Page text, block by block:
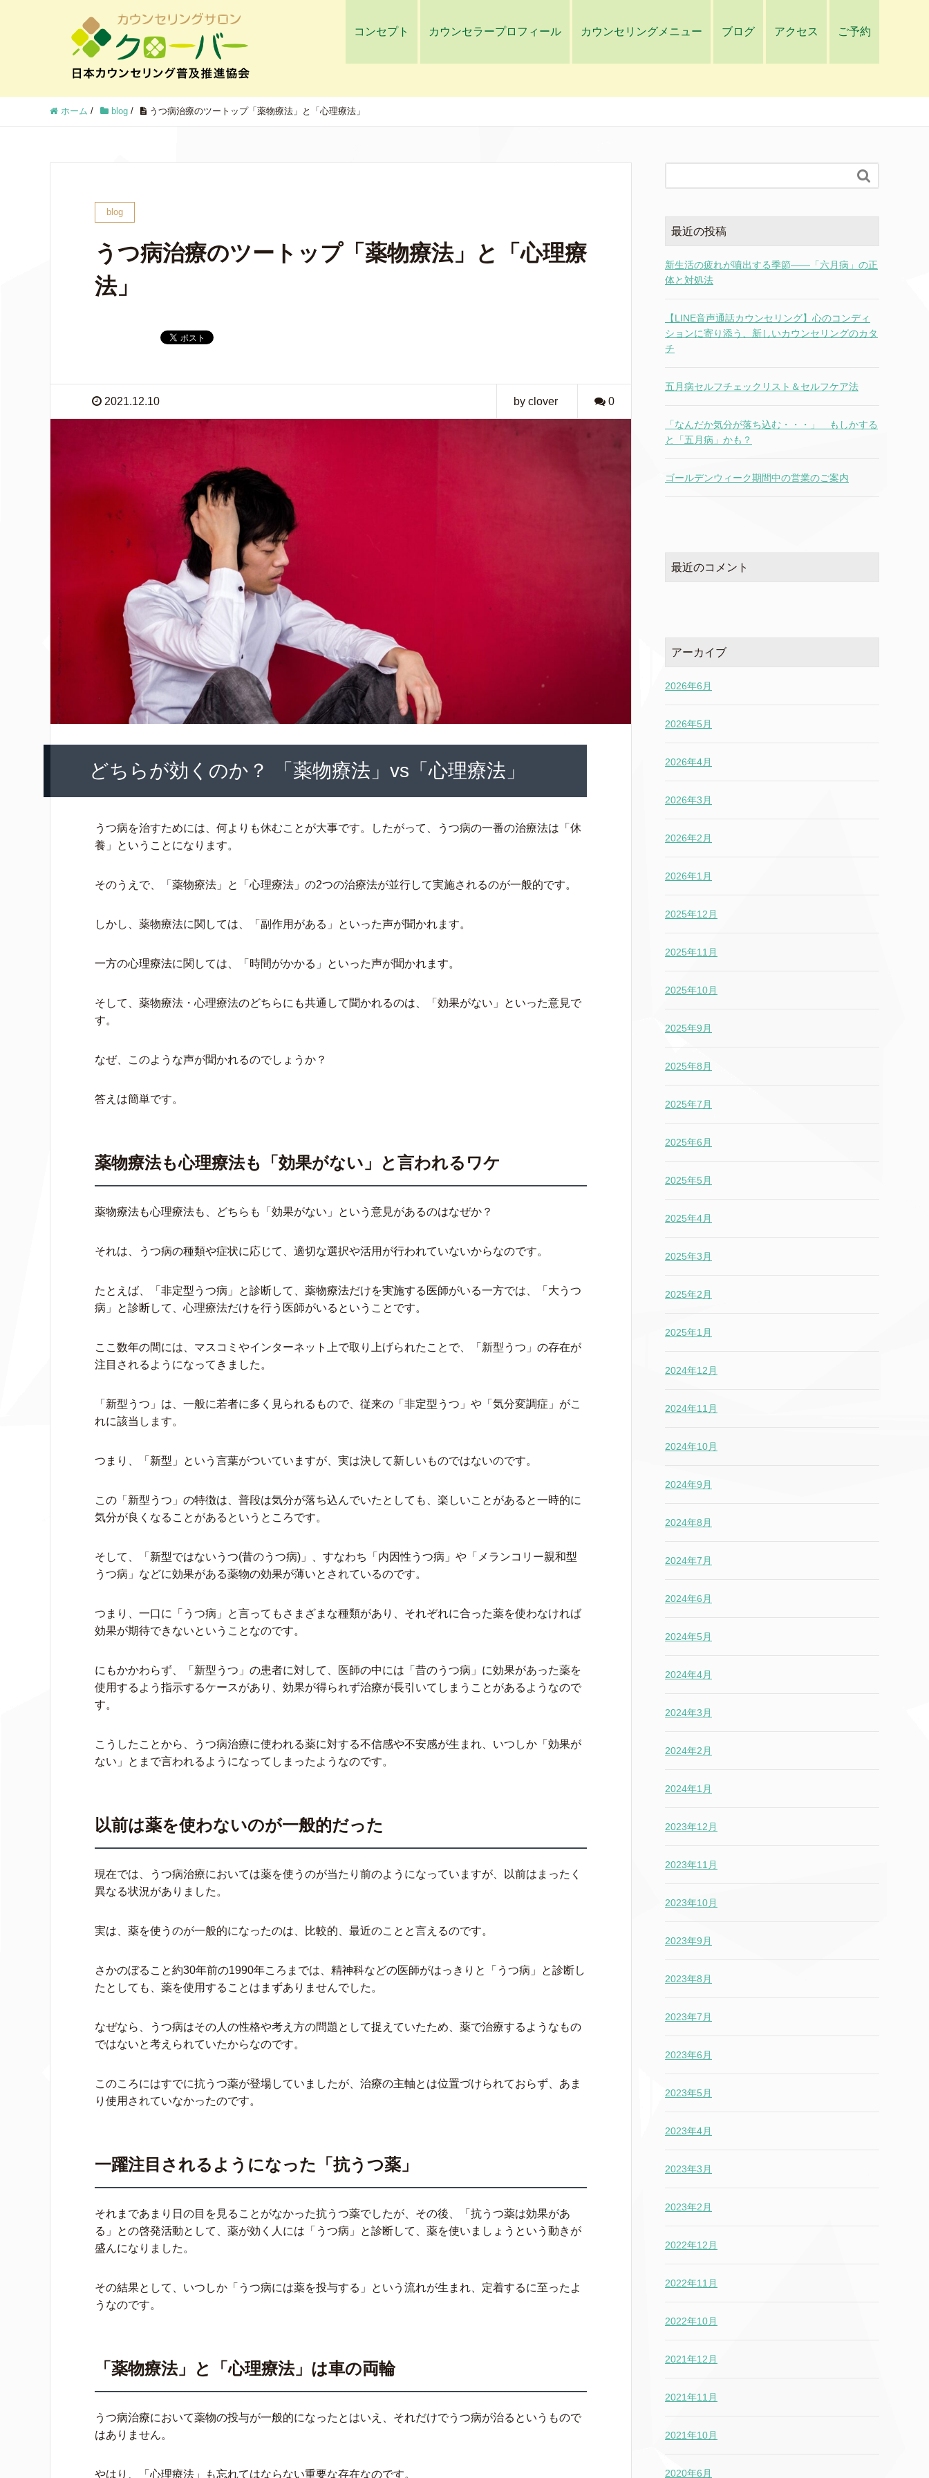
コンセプト カウンセラープロフィール カウンセリングメニュー ブログ アクセス ご予約
ホーム / blog / うつ病治療のツートップ「薬物療法」と「心理療法」
blog
うつ病治療のツートップ「薬物療法」と「心理療
法」
2021.12.10 by clover 0
どちらが効くのか？ 「薬物療法」vs「心理療法」
うつ病を治すためには、何よりも休むことが大事です。したがって、うつ病の一番の治療法は「休
養」ということになります。
そのうえで、「薬物療法」と「心理療法」の2つの治療法が並行して実施されるのが一般的です。
しかし、薬物療法に関しては、「副作用がある」といった声が聞かれます。
一方の心理療法に関しては、「時間がかかる」といった声が聞かれます。
そして、薬物療法・心理療法のどちらにも共通して聞かれるのは、「効果がない」といった意見で
す。
なぜ、このような声が聞かれるのでしょうか？
答えは簡単です。
薬物療法も心理療法も「効果がない」と言われるワケ
薬物療法も心理療法も、どちらも「効果がない」という意見があるのはなぜか？
それは、うつ病の種類や症状に応じて、適切な選択や活用が行われていないからなのです。
たとえば、「非定型うつ病」と診断して、薬物療法だけを実施する医師がいる一方では、「大うつ
病」と診断して、心理療法だけを行う医師がいるということです。
ここ数年の間には、マスコミやインターネット上で取り上げられたことで、「新型うつ」の存在が
注目されるようになってきました。
「新型うつ」は、一般に若者に多く見られるもので、従来の「非定型うつ」や「気分変調症」がこ
れに該当します。
つまり、「新型」という言葉がついていますが、実は決して新しいものではないのです。
この「新型うつ」の特徴は、普段は気分が落ち込んでいたとしても、楽しいことがあると一時的に
気分が良くなることがあるというところです。
そして、「新型ではないうつ(昔のうつ病)」、すなわち「内因性うつ病」や「メランコリー親和型
うつ病」などに効果がある薬物の効果が薄いとされているのです。
つまり、一口に「うつ病」と言ってもさまざまな種類があり、それぞれに合った薬を使わなければ
効果が期待できないということなのです。
にもかかわらず、「新型うつ」の患者に対して、医師の中には「昔のうつ病」に効果があった薬を
使用するよう指示するケースがあり、効果が得られず治療が長引いてしまうことがあるようなので
す。
こうしたことから、うつ病治療に使われる薬に対する不信感や不安感が生まれ、いつしか「効果が
ない」とまで言われるようになってしまったようなのです。
以前は薬を使わないのが一般的だった
現在では、うつ病治療においては薬を使うのが当たり前のようになっていますが、以前はまったく
異なる状況がありました。
実は、薬を使うのが一般的になったのは、比較的、最近のことと言えるのです。
さかのぼること約30年前の1990年ころまでは、精神科などの医師がはっきりと「うつ病」と診断し
たとしても、薬を使用することはまずありませんでした。
なぜなら、うつ病はその人の性格や考え方の問題として捉えていたため、薬で治療するようなもの
ではないと考えられていたからなのです。
このころにはすでに抗うつ薬が登場していましたが、治療の主軸とは位置づけられておらず、あま
り使用されていなかったのです。
一躍注目されるようになった「抗うつ薬」
それまであまり日の目を見ることがなかった抗うつ薬でしたが、その後、「抗うつ薬は効果があ
る」との啓発活動として、薬が効く人には「うつ病」と診断して、薬を使いましょうという動きが
盛んになりました。
その結果として、いつしか「うつ病には薬を投与する」という流れが生まれ、定着するに至ったよ
うなのです。
「薬物療法」と「心理療法」は車の両輪
うつ病治療において薬物の投与が一般的になったとはいえ、それだけでうつ病が治るというもので
はありません。
やはり、「心理療法」も忘れてはならない重要な存在なのです。

最近の投稿
新生活の疲れが噴出する季節――「六月病」の正
体と対処法
【LINE音声通話カウンセリング】心のコンディ
ションに寄り添う、新しいカウンセリングのカタ
チ
五月病セルフチェックリスト＆セルフケア法
「なんだか気分が落ち込む・・・」 もしかする
と「五月病」かも？
ゴールデンウィーク期間中の営業のご案内
最近のコメント
アーカイブ
2026年6月
2026年5月
2026年4月
2026年3月
2026年2月
2026年1月
2025年12月
2025年11月
2025年10月
2025年9月
2025年8月
2025年7月
2025年6月
2025年5月
2025年4月
2025年3月
2025年2月
2025年1月
2024年12月
2024年11月
2024年10月
2024年9月
2024年8月
2024年7月
2024年6月
2024年5月
2024年4月
2024年3月
2024年2月
2024年1月
2023年12月
2023年11月
2023年10月
2023年9月
2023年8月
2023年7月
2023年6月
2023年5月
2023年4月
2023年3月
2023年2月
2022年12月
2022年11月
2022年10月
2021年12月
2021年11月
2021年10月
2020年6月